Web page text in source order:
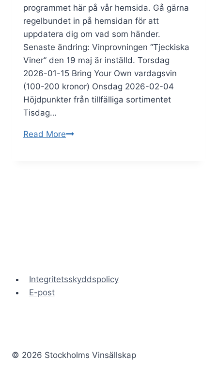
programmet här på vår hemsida. Gå gärna
regelbundet in på hemsidan för att
uppdatera dig om vad som händer.
Senaste ändring: Vinprovningen “Tjeckiska
Viner” den 19 maj är inställd. Torsdag
2026-01-15 Bring Your Own vardagsvin
(100-200 kronor) Onsdag 2026-02-04
Höjdpunkter från tillfälliga sortimentet
Tisdag…
Read MorePlanerade
Integritetsskyddspolicy
E-post
© 2026 Stockholms Vinsällskap